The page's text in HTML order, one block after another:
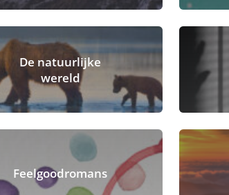
De natuurlijke
wereld
Feelgoodromans